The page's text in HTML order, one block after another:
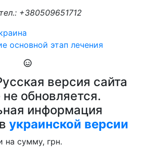
+380509651712
основной этап лечения
версия сайта
обновляется.
информация
украинской версии
на сумму, грн.